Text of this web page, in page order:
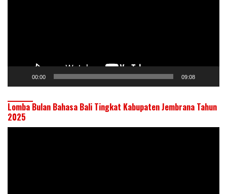
00:00 09:08
Lomba Bulan Bahasa Bali Tingkat Kabupaten Jembrana Tahun
2025